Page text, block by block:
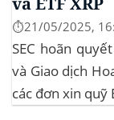
⏱️21/05/2025,
SEC hoãn
và Giao dịch
các đơn xin quỹ